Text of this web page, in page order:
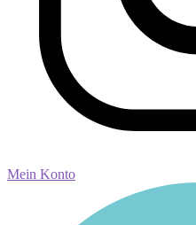
Mein Konto